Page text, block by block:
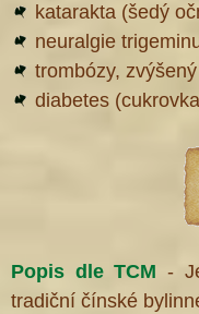
katarakta (šedý
neuralgie
trombózy,
diabetes
Popis dle TCM -
tradiční čínské